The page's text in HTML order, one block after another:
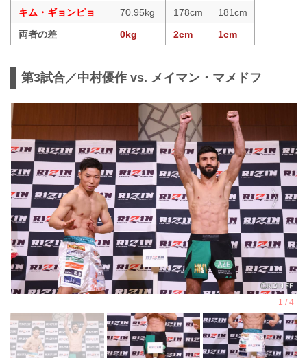
キム・ギョンピョ
70.95kg 178cm
181cm
両者の差
0kg 2cm 1cm
第3試合／中村優作 vs. メイマン・マメドフ